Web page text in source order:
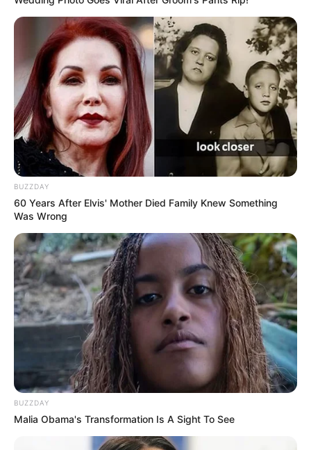
BUZZDAY
60 Years After Elvis' Mother Died Family Knew Something
Was Wrong
BUZZDAY
Malia Obama's Transformation Is A Sight To See